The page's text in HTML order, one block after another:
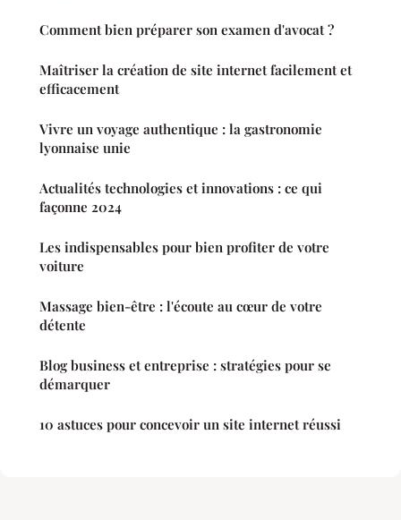
Comment bien préparer son examen d'avocat ?
Maîtriser la création de site internet facilement et
efficacement
Vivre un voyage authentique : la gastronomie
lyonnaise unie
Actualités technologies et innovations : ce qui
façonne 2024
Les indispensables pour bien profiter de votre
voiture
Massage bien-être : l'écoute au cœur de votre
détente
Blog business et entreprise : stratégies pour se
démarquer
10 astuces pour concevoir un site internet réussi